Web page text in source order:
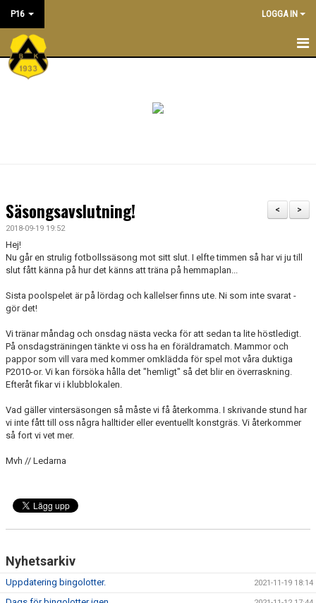
P16 LOGGA IN
P16
LEDARE
DOKUMENT
ÖVERGÅNGSPOLICY
>
<
Säsongsavslutning!
2018-09-19 19:52
Hej!
Nu går en strulig fotbollssäsong mot sitt slut. I elfte timmen så har vi ju till
slut fått känna på hur det känns att träna på hemmaplan...
Sista poolspelet är på lördag och kallelser finns ute. Ni som inte svarat -
gör det!
Vi tränar måndag och onsdag nästa vecka för att sedan ta lite höstledigt.
På onsdagsträningen tänkte vi oss ha en föräldramatch. Mammor och
pappor som vill vara med kommer omklädda för spel mot våra duktiga
P2010-or. Vi kan försöka hålla det "hemligt" så det blir en överraskning.
Efteråt fikar vi i klubblokalen.
Vad gäller vintersäsongen så måste vi få återkomma. I skrivande stund har
vi inte fått till oss några halltider eller eventuellt konstgräs. Vi återkommer
så fort vi vet mer.
Mvh // Ledarna
Nyhetsarkiv
Uppdatering bingolotter. 2021-11-19 18:14